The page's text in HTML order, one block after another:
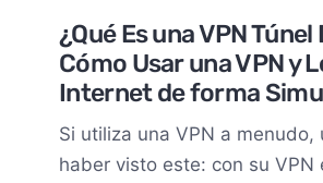
¿Qué Es una VPN
Cómo Usar una VPN y
Internet de forma
Si utiliza una VPN a menudo,
haber visto este: con su VPN